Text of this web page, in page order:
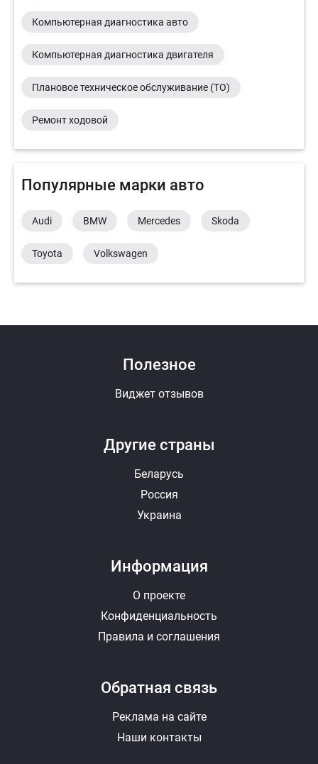
Компьютерная диагностика авто
Компьютерная диагностика двигателя
Плановое техническое обслуживание (ТО)
Ремонт ходовой
Популярные марки авто
Audi BMW Mercedes Skoda
Toyota Volkswagen
Другие страны
Беларусь
Россия
Украина
Полезное
Виджет отзывов
Информация
О проекте
Конфиденциальность
Правила и соглашения
Обратная связь
Реклама на сайте
Наши контакты